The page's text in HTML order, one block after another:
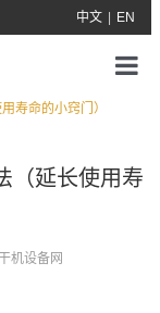
中文 EN
首页
关于我们
寿命的小窍门）
（延长使用寿
机设备网